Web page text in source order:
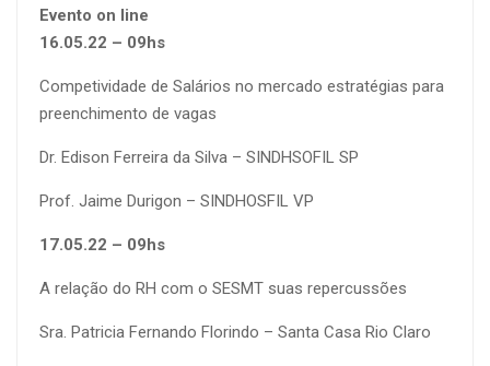
Evento on line
16.05.22 – 09hs
Competividade de Salários no mercado estratégias para
preenchimento de vagas
Dr. Edison Ferreira da Silva – SINDHSOFIL SP
Prof. Jaime Durigon – SINDHOSFIL VP
17.05.22 – 09hs
A relação do RH com o SESMT suas repercussões
Sra. Patricia Fernando Florindo – Santa Casa Rio Claro